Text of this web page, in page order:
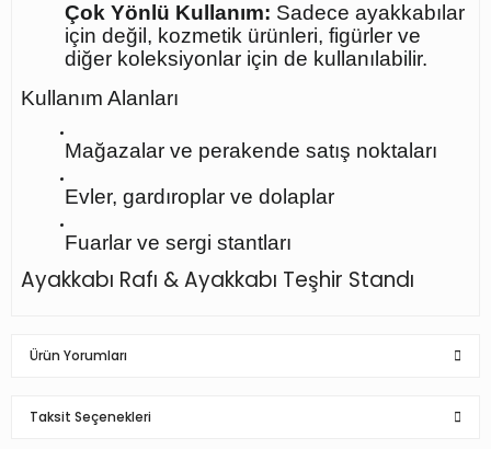
Çok Yönlü Kullanım: Sadece ayakkabılar
için değil, kozmetik ürünleri, figürler ve
diğer koleksiyonlar için de kullanılabilir.
Kullanım Alanları
Mağazalar ve perakende satış noktaları
Evler, gardıroplar ve dolaplar
Fuarlar ve sergi stantları
Ayakkabı Rafı & Ayakkabı Teşhir Standı
Ürün Yorumları
Taksit Seçenekleri